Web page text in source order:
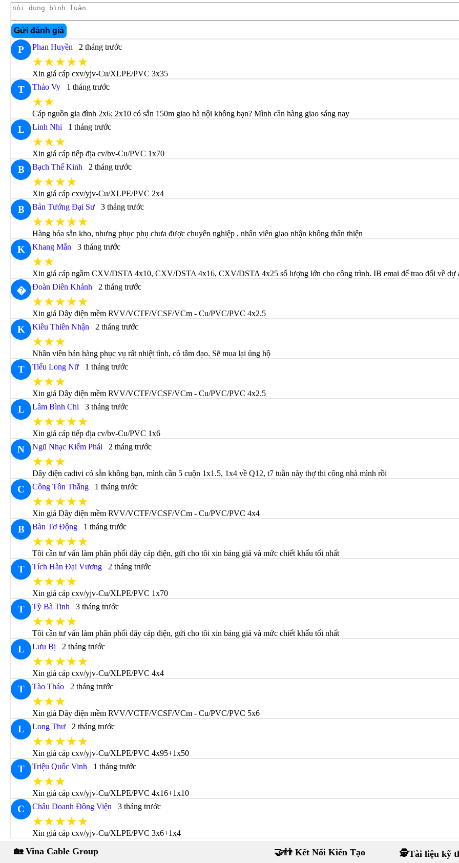
Gửi đánh giá
P Phan Huyền 2 tháng trước
★★★★★
Xin giá cáp cxv/yjv-Cu/XLPE/PVC 3x35
T Thảo Vy 1 tháng trước
★★
Cáp nguồn gia đình 2x6; 2x10 có sẵn 150m giao hà nội không bạn? Mình cần hàng giao sáng nay
L Linh Nhi 1 tháng trước
★★★
Xin giá cáp tiếp địa cv/bv-Cu/PVC 1x70
B Bạch Thế Kinh 2 tháng trước
★★★★
Xin giá cáp cxv/yjv-Cu/XLPE/PVC 2x4
B Bản Tướng Đại Sư 3 tháng trước
★★★★★
Hàng hóa sẵn kho, nhưng phục phụ chưa được chuyên nghiệp , nhân viên giao nhận không thân thiện
K Khang Mẫn 3 tháng trước
★★
Xin giá cáp ngầm CXV/DSTA 4x10, CXV/DSTA 4x16, CXV/DSTA 4x25 số lượng lớn cho công trình. IB emai để trao đổi về dự
� Đoàn Diên Khánh 2 tháng trước
★★★★★
Xin giá Dây điện mềm RVV/VCTF/VCSF/VCm - Cu/PVC/PVC 4x2.5
K Kiều Thiên Nhận 2 tháng trước
★★★
Nhân viên bán hàng phục vụ rất nhiệt tình, có tâm đạo. Sẽ mua lại ủng hộ
T Tiểu Long Nữ 1 tháng trước
★★★
Xin giá Dây điện mềm RVV/VCTF/VCSF/VCm - Cu/PVC/PVC 4x2.5
L Lâm Bình Chi 3 tháng trước
★★★★★
Xin giá cáp tiếp địa cv/bv-Cu/PVC 1x6
N Ngũ Nhạc Kiếm Phái 2 tháng trước
★★★
Dây điện cadivi có sẵn không bạn, mình cần 5 cuộn 1x1.5, 1x4 về Q12, t7 tuần này thợ thi công nhà mình rồi
C Công Tôn Thắng 1 tháng trước
★★★★★
Xin giá Dây điện mềm RVV/VCTF/VCSF/VCm - Cu/PVC/PVC 4x4
B Bàn Tơ Động 1 tháng trước
★★★★★
Tôi cần tư vấn làm phân phối dây cáp điện, gửi cho tôi xin bảng giá và mức chiết khấu tối nhất
T Tích Hàn Đại Vương 2 tháng trước
★★★★
Xin giá cáp cxv/yjv-Cu/XLPE/PVC 1x70
T Tỳ Bà Tinh 3 tháng trước
★★★★
Tôi cần tư vấn làm phân phối dây cáp điện, gửi cho tôi xin bảng giá và mức chiết khấu tối nhất
L Lưu Bị 2 tháng trước
★★★★★
Xin giá cáp cxv/yjv-Cu/XLPE/PVC 4x4
T Tào Tháo 2 tháng trước
★★★
Xin giá Dây điện mềm RVV/VCTF/VCSF/VCm - Cu/PVC/PVC 5x6
L Long Thư 2 tháng trước
★★★★★
Xin giá cáp cxv/yjv-Cu/XLPE/PVC 4x95+1x50
T Triệu Quốc Vinh 1 tháng trước
★★★
Xin giá cáp cxv/yjv-Cu/XLPE/PVC 4x16+1x10
C Châu Doanh Đông Viện 3 tháng trước
★★★★★
Xin giá cáp cxv/yjv-Cu/XLPE/PVC 3x6+1x4
🏡 Vina Cable Group 🤝👬 Kết Nối Kiến Tạo 🕵Tài liệu kỹ